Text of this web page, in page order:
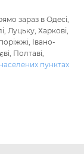
зараз в Одесі,
Луцьку, Харкові,
Івано-
Полтаві,
пунктах